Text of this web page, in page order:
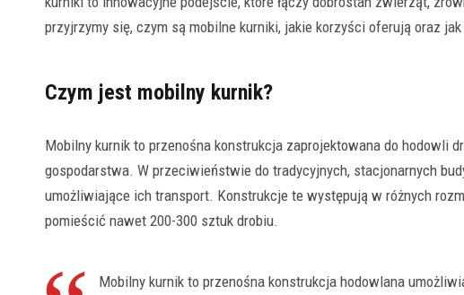
przyjrzymy się, czym są mobilne kurniki, jakie korzyści oferują oraz
Czym jest mobilny kurnik?
Mobilny kurnik to przenośna konstrukcja zaprojektowana do hodowli
gospodarstwa. W przeciwieństwie do tradycyjnych, stacjonarnych
umożliwiające ich transport. Konstrukcje te występują w różnych
pomieścić nawet 200-300 sztuk drobiu.
Mobilny kurnik to przenośna konstrukcja hodowlana